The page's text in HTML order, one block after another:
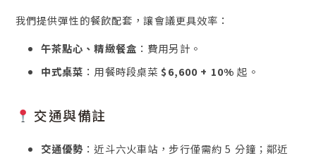
我們提供彈性的餐飲配套，讓會議更具效率：
午茶點心、精緻餐盒 ：費用另計。
中式桌菜 ：用餐時段桌菜$6,600 + 10% 起。
交通與備註
交通優勢 ：近斗六火車站，步行僅需約 5 分鐘；鄰近